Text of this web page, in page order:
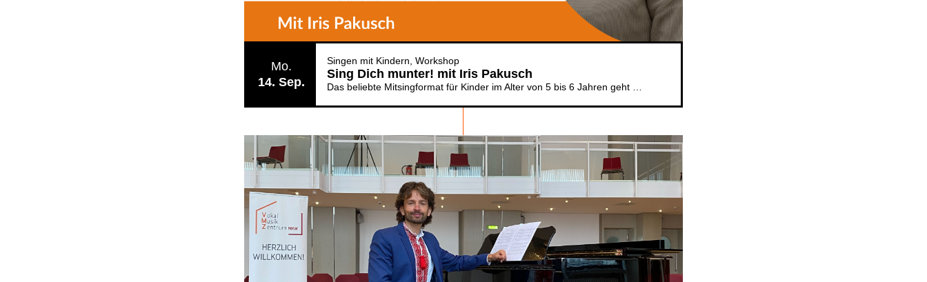
Mo.
14 Sep.
Singen mit Kindern Workshop
Sing Dich munter! mit Iris Pakusch
Das beliebte Mitsingformat für Kinder im Alter von 5 bis 6 Jahren geht weiter